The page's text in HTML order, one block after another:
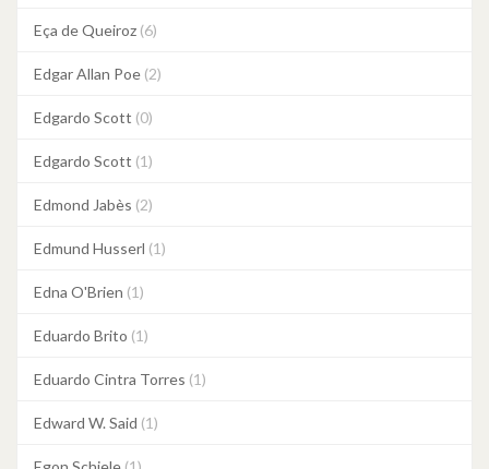
Eça de Queiroz (6)
Edgar Allan Poe (2)
Edgardo Scott (0)
Edgardo Scott (1)
Edmond Jabès (2)
Edmund Husserl (1)
Edna O'Brien (1)
Eduardo Brito (1)
Eduardo Cintra Torres (1)
Edward W. Said (1)